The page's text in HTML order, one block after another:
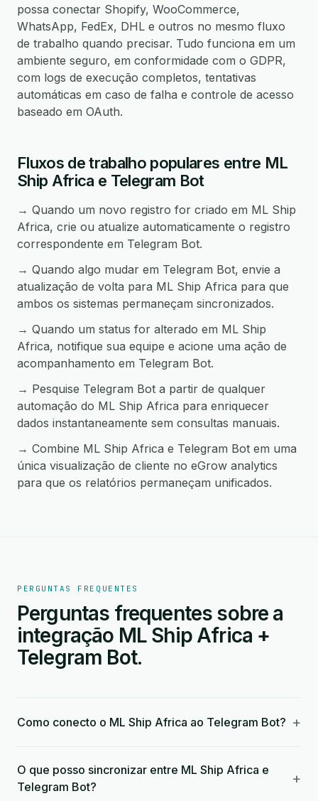
possa conectar Shopify, WooCommerce,
WhatsApp, FedEx, DHL e outros no mesmo fluxo
de trabalho quando precisar. Tudo funciona em um
ambiente seguro, em conformidade com o GDPR,
com logs de execução completos, tentativas
automáticas em caso de falha e controle de acesso
baseado em OAuth.
Fluxos de trabalho populares entre ML
Ship Africa e Telegram Bot
→ Quando um novo registro for criado em ML Ship
Africa, crie ou atualize automaticamente o registro
correspondente em Telegram Bot.
→ Quando algo mudar em Telegram Bot, envie a
atualização de volta para ML Ship Africa para que
ambos os sistemas permaneçam sincronizados.
→ Quando um status for alterado em ML Ship
Africa, notifique sua equipe e acione uma ação de
acompanhamento em Telegram Bot.
→ Pesquise Telegram Bot a partir de qualquer
automação do ML Ship Africa para enriquecer
dados instantaneamente sem consultas manuais.
→ Combine ML Ship Africa e Telegram Bot em uma
única visualização de cliente no eGrow analytics
para que os relatórios permaneçam unificados.
PERGUNTAS FREQUENTES
Perguntas frequentes sobre a
integração ML Ship Africa +
Telegram Bot.
Como conecto o ML Ship Africa ao Telegram Bot? +
O que posso sincronizar entre ML Ship Africa e
Telegram Bot?
+